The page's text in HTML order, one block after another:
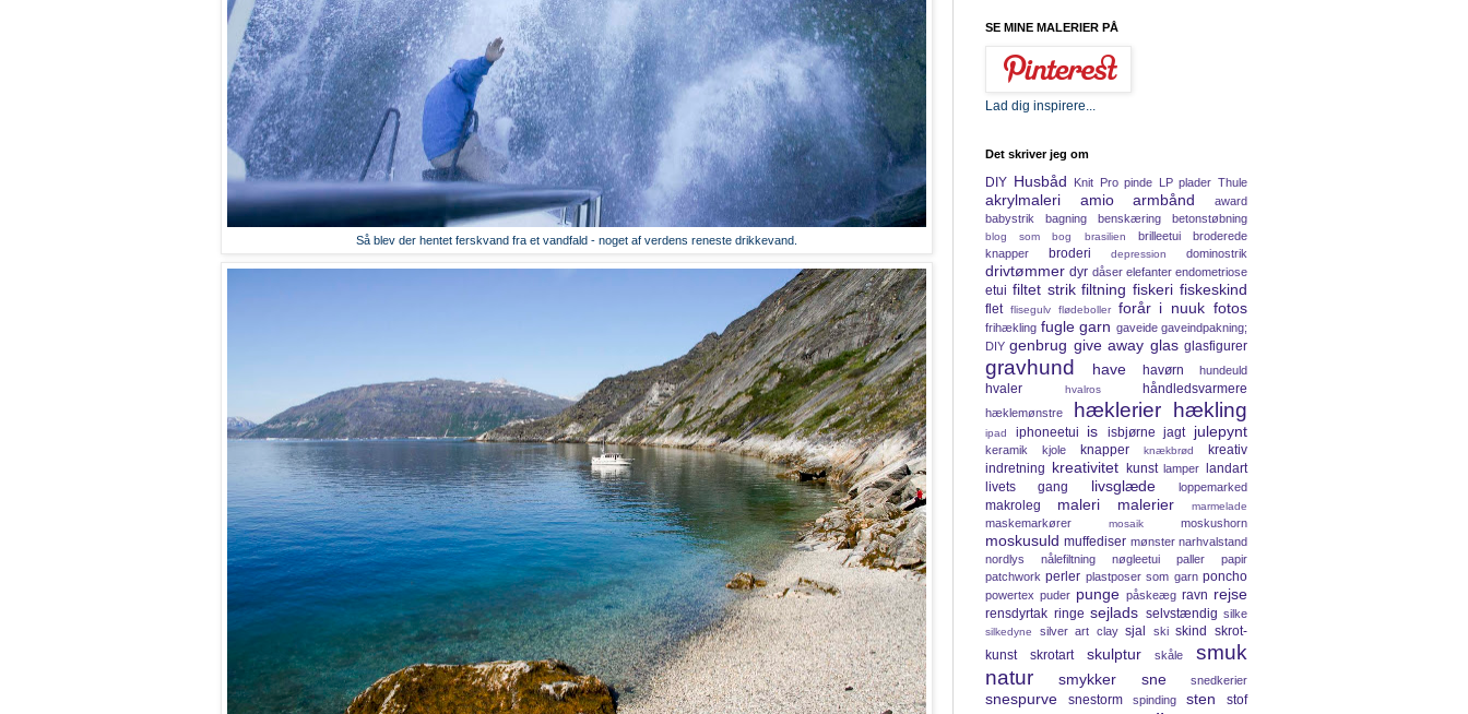
Så blev der hentet ferskvand fra et vandfald - noget af verdens reneste drikkevand.
SE MINE MALERIER PÅ
Lad dig inspirere...
Det skriver jeg om
DIY Husbåd Knit Pro pinde LP plader Thule
akrylmaleri amio armbånd
award
babystrik
bagning benskæring betonstøbning
blog som bog brasilien brilleetui
broderede
knapper
broderi depression dominostrik
drivtømmer dyr dåser elefanter endometriose
etui filtet strik filtning fiskeri fiskeskind
flet flisegulv flødeboller forår i nuuk fotos
frihækling fugle garn gaveide gaveindpakning;
DIY genbrug give away glas glasfigurer
gravhund have havørn hundeuld
hvaler hvalros håndledsvarmere
hæklemønstre hæklerier hækling
ipad iphoneetui is isbjørne jagt julepynt
keramik kjole knapper knækbrød
kreativ
indretning kreativitet kunst lamper
landart
livets gang
livsglæde loppemarked
makroleg maleri malerier marmelade
maskemarkører mosaik moskushorn
moskusuld muffediser mønster narhvalstand
nordlys
nålefiltning nøgleetui paller
papir
patchwork perler plastposer som garn poncho
powertex puder punge påskeæg ravn rejse
rensdyrtak ringe sejlads selvstændig silke
silkedyne silver art clay sjal ski skind
skrot-
kunst
skrotart skulptur skåle
smuk
natur
smykker sne snedkerier
snespurve snestorm spinding sten stof